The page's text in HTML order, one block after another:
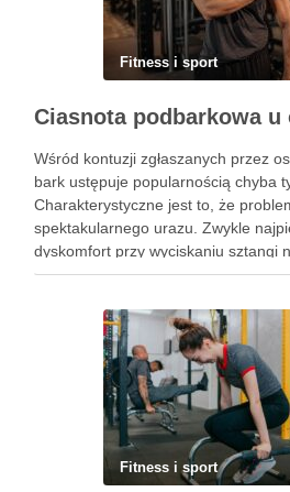
Fitness i sport
Wśród kontuzji zgłaszanych przez
bark ustępuje popularnością chyba
Charakterystyczne jest to, że
spektakularnego urazu. Zwykle
dyskomfort przy wyciskaniu sztangi
przy zakładaniu koszulki, a po kilku
Fitness i sport